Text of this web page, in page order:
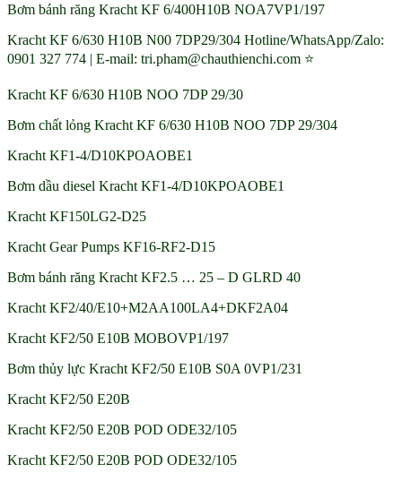
Bơm bánh răng Kracht KF 6/400H10B NOA7VP1/197
Kracht KF 6/630 H10B N00 7DP29/304 Hotline/WhatsApp/Zalo:
0901 327 774 | E-mail: tri.pham@chauthienchi.com ⭐
Kracht KF 6/630 H10B NOO 7DP 29/30
Bơm chất lỏng Kracht KF 6/630 H10B NOO 7DP 29/304
Kracht KF1-4/D10KPOAOBE1
Bơm dầu diesel Kracht KF1-4/D10KPOAOBE1
Kracht KF150LG2-D25
Kracht Gear Pumps KF16-RF2-D15
Bơm bánh răng Kracht KF2.5 … 25 – D GLRD 40
Kracht KF2/40/E10+M2AA100LA4+DKF2A04
Kracht KF2/50 E10B MOBOVP1/197
Bơm thủy lực Kracht KF2/50 E10B S0A 0VP1/231
Kracht KF2/50 E20B
Kracht KF2/50 E20B POD ODE32/105
Kracht KF2/50 E20B POD ODE32/105